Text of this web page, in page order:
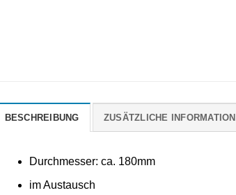
BESCHREIBUNG ZUSÄTZLICHE INFORMATION
Durchmesser: ca. 180mm
im Austausch